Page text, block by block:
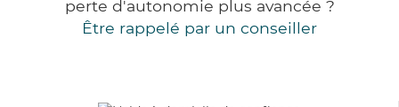
perte d'autonomie plus avancée ?
Être rappelé par un conseiller